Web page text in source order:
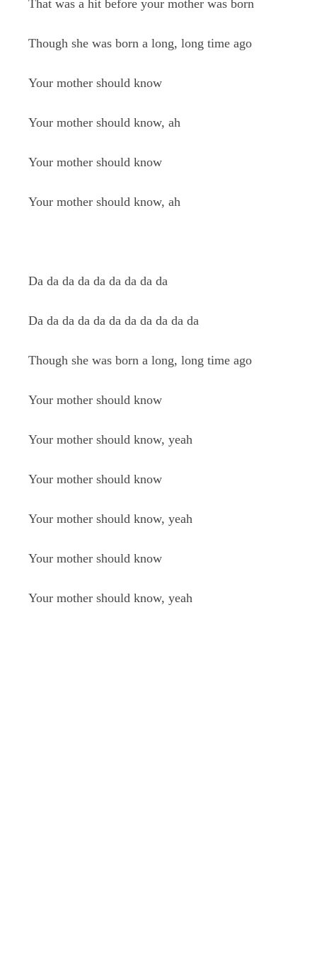
That was a hit before your mother was born
Though she was born a long, long time ago
Your mother should know
Your mother should know, ah
Your mother should know
Your mother should know, ah
Da da da da da da da da da
Da da da da da da da da da da da
Though she was born a long, long time ago
Your mother should know
Your mother should know, yeah
Your mother should know
Your mother should know, yeah
Your mother should know
Your mother should know, yeah